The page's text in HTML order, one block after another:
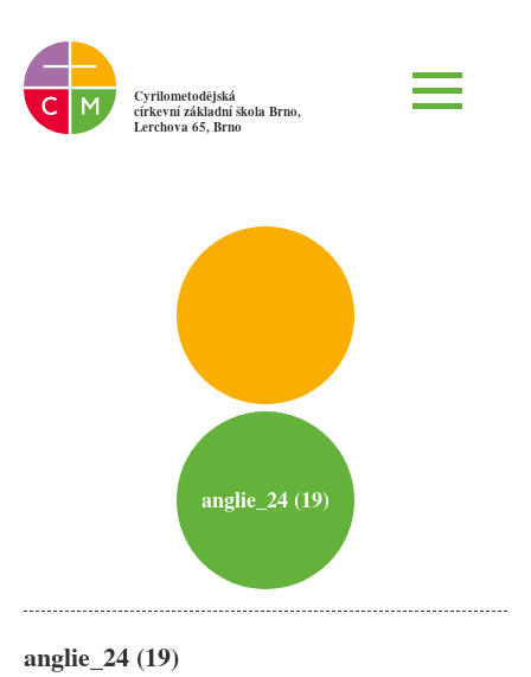
Cyrilometodějská
církevní základní škola Brno,
Lerchova 65, Brno
anglie_24 (19)
anglie_24 (19)